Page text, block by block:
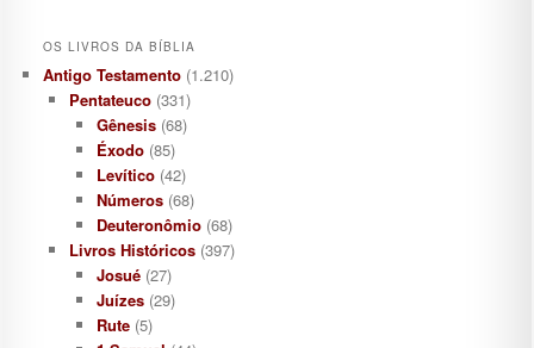
OS LIVROS DA BÍBLIA
Antigo Testamento(1.210)
Pentateuco (331)
Gênesis(68)
Éxodo(85)
Levítico(42)
Números(68)
Deuteronômio(68)
Livros Históricos (397)
Josué(27)
Juízes(29)
Rute(5)